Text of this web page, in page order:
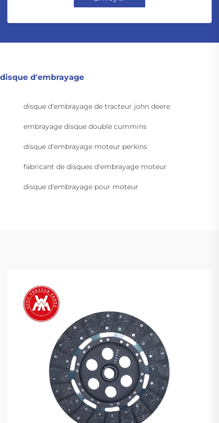
disque d'embrayage
disque d'embrayage de tracteur john deere
embrayage disque double cummins
disque d'embrayage moteur perkins
fabricant de disques d'embrayage moteur
disque d'embrayage pour moteur